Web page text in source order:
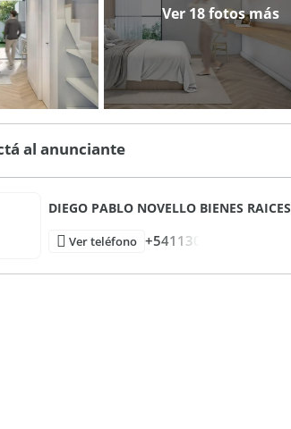
Ver 18 fotos más
al anunciante
DIEGO PABLO NOVELLO BIENES RAICES
Ver teléfono +541130